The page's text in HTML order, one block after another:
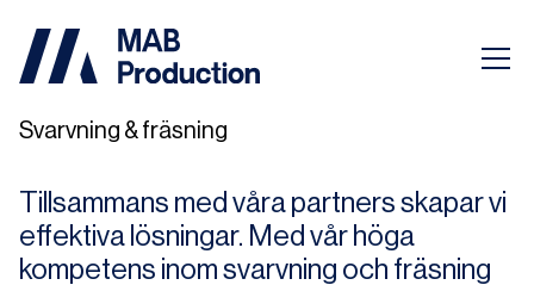
Svarvning & fräsning
Tillsammans med våra partners skapar vi
effektiva lösningar. Med vår höga
kompetens inom svarvning och fräsning